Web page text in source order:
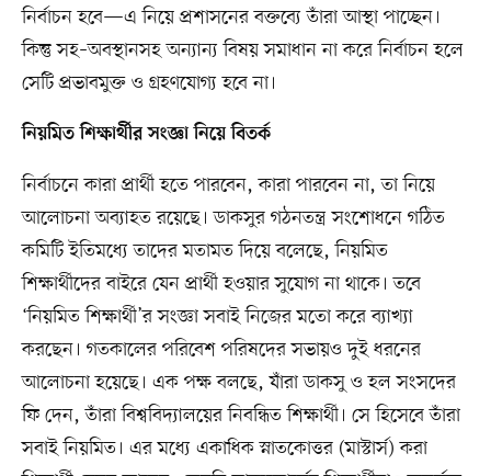
নির্বাচন হবে—এ নিয়ে প্রশাসনের বক্তব্যে তাঁরা আস্থা পাচ্ছেন।
কিন্তু সহ–অবস্থানসহ অন্যান্য বিষয় সমাধান না করে নির্বাচন হলে
সেটি প্রভাবমুক্ত ও গ্রহণযোগ্য হবে না।
নিয়মিত শিক্ষার্থীর সংজ্ঞা নিয়ে বিতর্ক
নির্বাচনে কারা প্রার্থী হতে পারবেন, কারা পারবেন না, তা নিয়ে
আলোচনা অব্যাহত রয়েছে। ডাকসুর গঠনতন্ত্র সংশোধনে গঠিত
কমিটি ইতিমধ্যে তাদের মতামত দিয়ে বলেছে, নিয়মিত
শিক্ষার্থীদের বাইরে যেন প্রার্থী হওয়ার সুযোগ না থাকে। তবে
‘নিয়মিত শিক্ষার্থী’র সংজ্ঞা সবাই নিজের মতো করে ব্যাখ্যা
করছেন। গতকালের পরিবেশ পরিষদের সভায়ও দুই ধরনের
আলোচনা হয়েছে। এক পক্ষ বলছে, যাঁরা ডাকসু ও হল সংসদের
ফি দেন, তাঁরা বিশ্ববিদ্যালয়ের নিবন্ধিত শিক্ষার্থী। সে হিসেবে তাঁরা
সবাই নিয়মিত। এর মধ্যে একাধিক স্নাতকোত্তর (মাস্টার্স) করা